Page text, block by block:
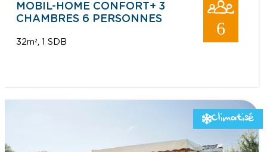
MOBIL-HOME CONFORT+ 3
CHAMBRES 6 PERSONNES
32m² 1 SDB
6
Climatisé